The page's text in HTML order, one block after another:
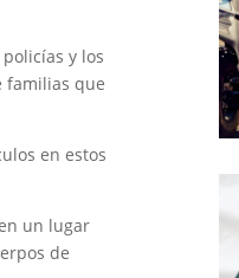
y los
familias que
en estos
un lugar
de